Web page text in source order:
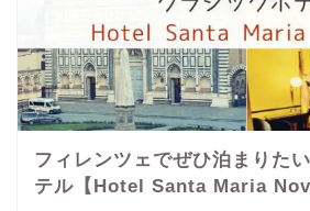
フィレンツェでぜひ泊まりた
テル【Hotel Santa Maria